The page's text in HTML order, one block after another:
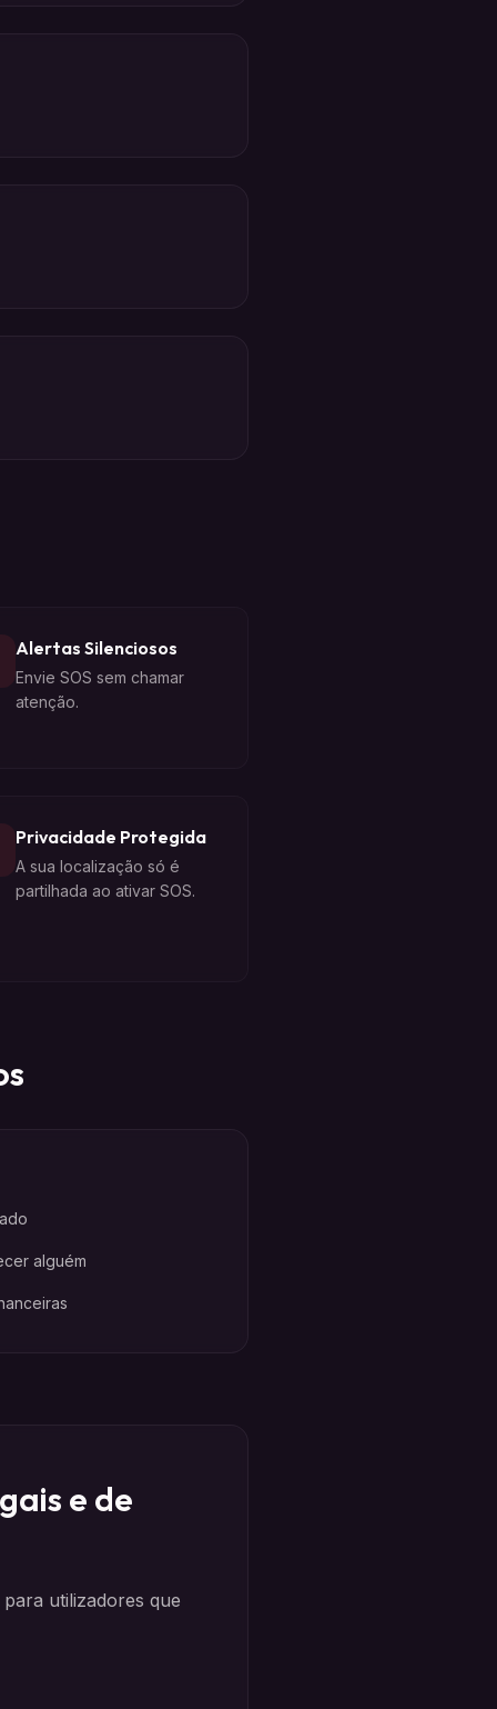
Alertas Silenciosos
Envie SOS sem chamar
atenção.
Privacidade Protegida
A sua localização só é
partilhada ao ativar SOS.
alguém
e de
utilizadores que